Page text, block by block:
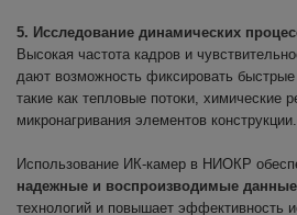
5. Исследование динамических
Высокая частота кадров и
дают возможность фиксировать
такие как тепловые потоки, химические
микронагривания элементов конструкции.
Использование ИК-камер в НИОКР
надежные и воспроизводимые данные
технологий и повышает эффективность